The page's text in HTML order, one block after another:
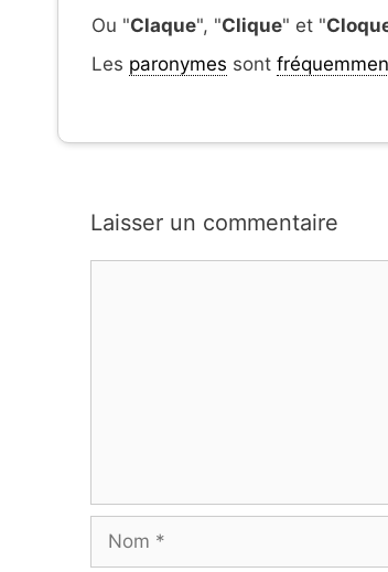
Ou "Claque", "Clique" et "
Les paronymes sont
Laisser un commentaire